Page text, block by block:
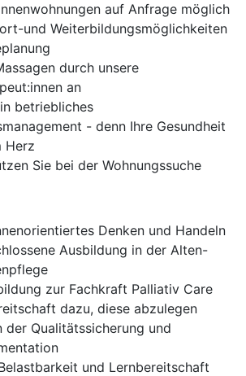
auf Anfrage möglich
und Weiterbildungsmöglichkeiten
durch unsere
an
betriebliches
- denn Ihre Gesundheit
Herz
Sie bei der Wohnungssuche
Denken und Handeln
Ausbildung in der Alten-
zur Fachkraft Palliativ Care
dazu, diese abzulegen
der Qualitätssicherung und
und Lernbereitschaft